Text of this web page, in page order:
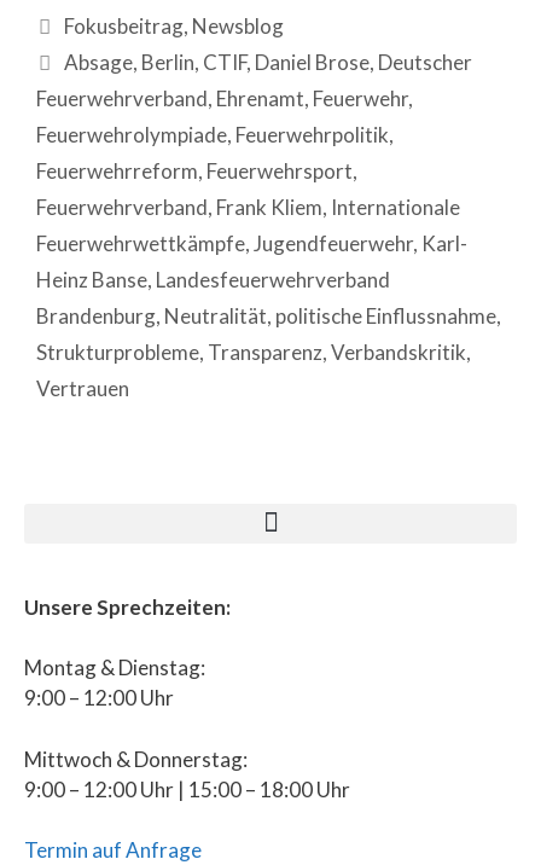
Fokusbeitrag, Newsblog
Absage, Berlin, CTIF, Daniel Brose, Deutscher
Feuerwehrverband, Ehrenamt, Feuerwehr,
Feuerwehrolympiade, Feuerwehrpolitik,
Feuerwehrreform, Feuerwehrsport,
Feuerwehrverband, Frank Kliem, Internationale
Feuerwehrwettkämpfe,Jugendfeuerwehr, Karl-
Heinz Banse, Landesfeuerwehrverband
Brandenburg, Neutralität, politische Einflussnahme,
Strukturprobleme, Transparenz,Verbandskritik,
Vertrauen
Unsere Sprechzeiten:
Montag & Dienstag:
9:00 – 12:00 Uhr
Mittwoch & Donnerstag:
9:00 – 12:00 Uhr | 15:00 – 18:00 Uhr
Termin auf Anfrage